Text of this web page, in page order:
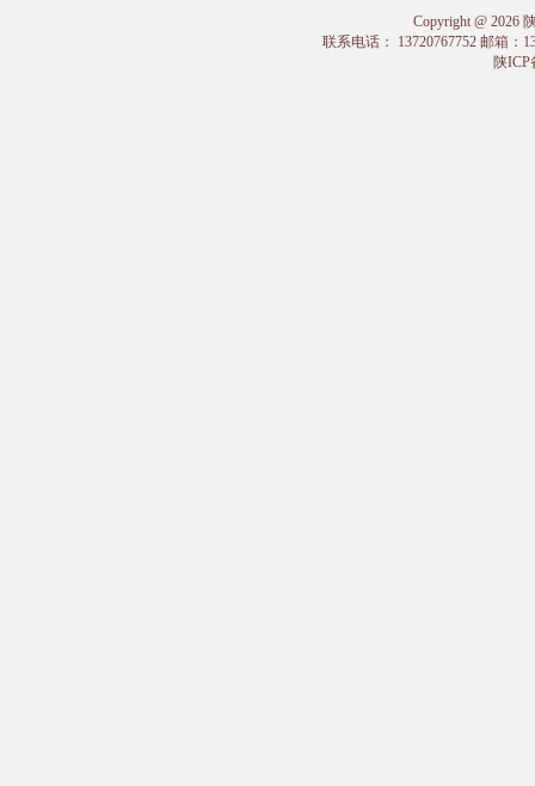
Copyright @ 2026
联系电话： 13720767752 邮箱：
陕ICP